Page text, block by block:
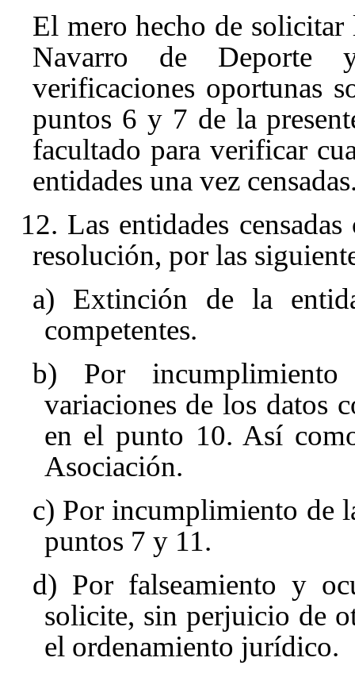
El mero hecho de
Navarro de Deporte
verificaciones oportunas
puntos 6 y 7 de la
facultado para verificar
entidades una vez
12. Las entidades
resolución, por las
a) Extinción de la
competentes.
b) Por
variaciones de los datos
en el punto 10. Así
Asociación.
c) Por incumplimiento de
puntos 7 y 11.
d) Por falseamiento y
solicite, sin perjuicio de
el ordenamiento jurídico.